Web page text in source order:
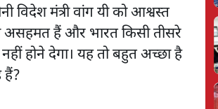
विदेश मंत्री वांग यी को आश्वस्त
असहमत हैं और भारत किसी तीसरे
होने देगा। यह तो बहुत अच्छा है
हैं?